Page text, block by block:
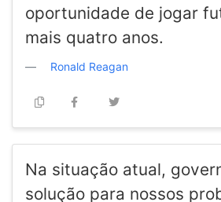
oportunidade de jogar
mais quatro anos.
Ronald Reagan
Na situação atual,
solução para nossos